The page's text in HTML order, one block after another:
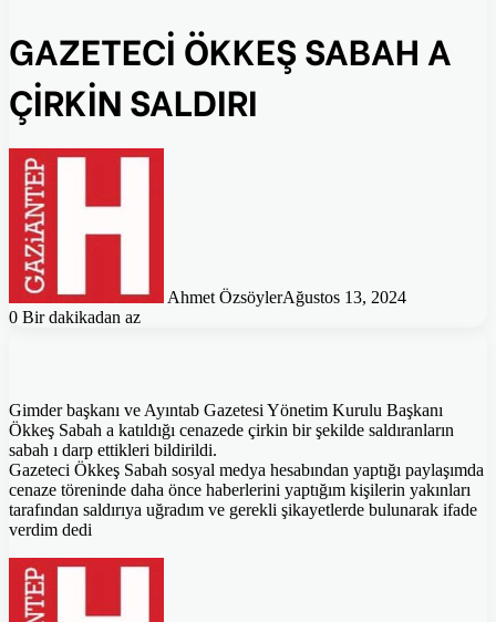
GAZETECİ ÖKKEŞ SABAH A
ÇİRKİN SALDIRI
Ahmet ÖzsöylerAğustos 13, 2024
0 Bir dakikadan az
Gimder başkanı ve Ayıntab Gazetesi Yönetim Kurulu Başkanı
Ökkeş Sabah a katıldığı cenazede çirkin bir şekilde saldıranların
sabah ı darp ettikleri bildirildi.
Gazeteci Ökkeş Sabah sosyal medya hesabından yaptığı paylaşımda
cenaze töreninde daha önce haberlerini yaptığım kişilerin yakınları
tarafından saldırıya uğradım ve gerekli şikayetlerde bulunarak ifade
verdim dedi